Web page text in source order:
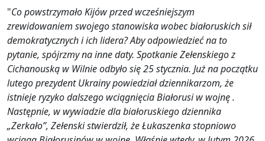
"Co powstrzymało Kijów przed wcześniejszym
zrewidowaniem swojego stanowiska wobec białoruskich sił
demokratycznych i ich lidera? Aby odpowiedzieć na to
pytanie, spójrzmy na inne daty. Spotkanie Zełenskiego z
Cichanouską w Wilnie odbyło się 25 stycznia. Już na początku
lutego prezydent Ukrainy powiedział dziennikarzom, że
istnieje ryzyko dalszego wciągnięcia Białorusi w wojnę .
Następnie, w wywiadzie dla białoruskiego dziennika
„Zerkało”, Zełenski stwierdził, że Łukaszenka stopniowo